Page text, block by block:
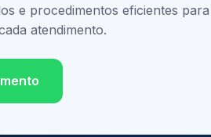
e procedimentos eficientes para
atendimento.